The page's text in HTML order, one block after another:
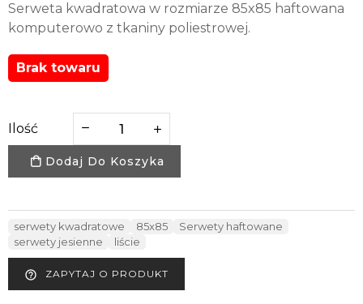
Serweta kwadratowa w rozmiarze 85x85 haftowana
komputerowo z tkaniny poliestrowej.
Brak towaru
Ilość
Dodaj Do Koszyka
serwety kwadratowe 85x85
Serwety haftowane
serwety jesienne
liście
help_outline ZAPYTAJ O PRODUKT